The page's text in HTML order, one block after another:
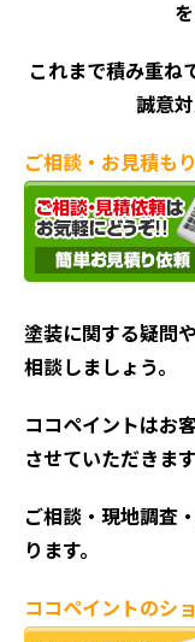
これまで積み重ね
誠意
ご相談・お見積も
塗装に関する疑問
相談しましょう。
ココペイントはお
させていただきます
ご相談・現地調査
ります。
ココペイントのシ